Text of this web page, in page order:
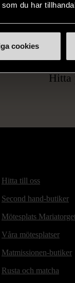
du har
cookies
Hitta
Hitta till oss
Second hand-butiker
Mötesplats
Våra mötesplatser
Matmissionen-butiker
Rusta och matcha